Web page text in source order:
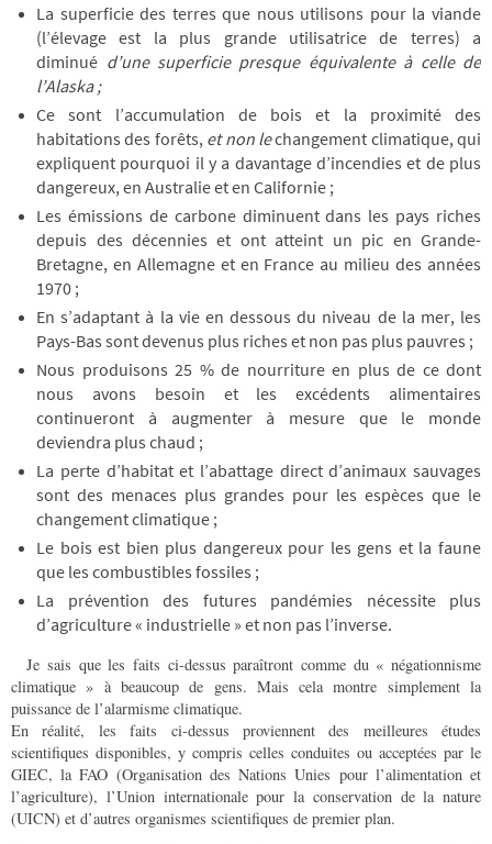
La superficie des terres que nous utilisons pour la viande
(l’élevage est la plus grande utilisatrice de terres) a
diminué d’une superficie presque équivalente à celle de
l’Alaska ;
Ce sont l’accumulation de bois et la proximité des
habitations des forêts, et non lechangement climatique, qui
expliquent pourquoi il y a davantage d’incendies et de plus
dangereux, en Australie et en Californie ;
Les émissions de carbone diminuent dans les pays riches
depuis des décennies et ont atteint un pic en Grande-
Bretagne, en Allemagne et en France au milieu des années
1970 ;
En s’adaptant à la vie en dessous du niveau de la mer, les
Pays-Bas sont devenus plus riches et non pas plus pauvres ;
Nous produisons 25 % de nourriture en plus de ce dont
nous avons besoin et les excédents alimentaires
continueront à augmenter à mesure que le monde
deviendra plus chaud ;
La perte d’habitat et l’abattage direct d’animaux sauvages
sont des menaces plus grandes pour les espèces que le
changement climatique ;
Le bois est bien plus dangereux pour les gens et la faune
que les combustibles fossiles ;
La prévention des futures pandémies nécessite plus
d’agriculture « industrielle » et non pas l’inverse.
Je sais que les faits ci-dessus paraîtront comme du « négationnisme
climatique » à beaucoup de gens. Mais cela montre simplement la
puissance de l’alarmisme climatique.
En réalité, les faits ci-dessus proviennent des meilleures études
scientifiques disponibles, y compris celles conduites ou acceptées par le
GIEC, la FAO (Organisation des Nations Unies pour l’alimentation et
l’agriculture), l’Union internationale pour la conservation de la nature
(UICN) et d’autres organismes scientifiques de premier plan.